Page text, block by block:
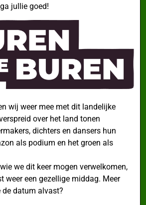
jullie goed!
wij weer mee met dit landelijke
over het land tonen
dichters en dansers hun
als podium en het groen als
we dit keer mogen verwelkomen,
weer een gezellige middag. Meer
datum alvast?